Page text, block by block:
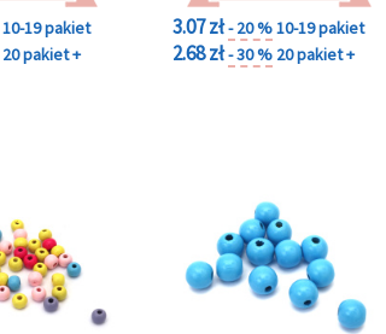
10-19 pakiet
20 pakiet +
3.07 zł- 20 %10-19 pakiet
2.68 zł- 30 % 20 pakiet +